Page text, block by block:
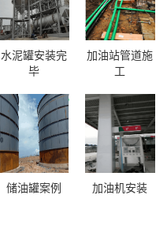
水泥罐安装完
毕
加油站管道施
工
储油罐案例 加油机安装